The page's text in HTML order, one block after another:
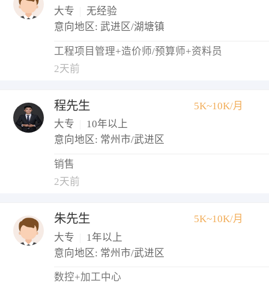
大专
无经验
意向地区: 武进区/湖塘镇
工程项目管理+造价师/预算师+资料员
2天前
程先生
5K~10K/月
大专
10年以上
意向地区: 常州市/武进区
销售
2天前
朱先生
5K~10K/月
大专
1年以上
意向地区: 常州市/武进区
数控+加工中心